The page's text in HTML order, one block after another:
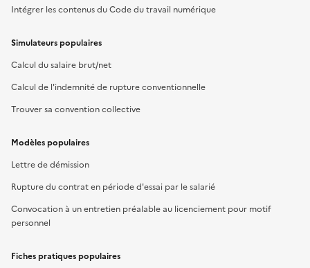
Intégrer les contenus du Code du travail numérique
Simulateurs populaires
Calcul du salaire brut/net
Calcul de l'indemnité de rupture conventionnelle
Trouver sa convention collective
Modèles populaires
Lettre de démission
Rupture du contrat en période d'essai par le salarié
Convocation à un entretien préalable au licenciement pour motif
personnel
Fiches pratiques populaires